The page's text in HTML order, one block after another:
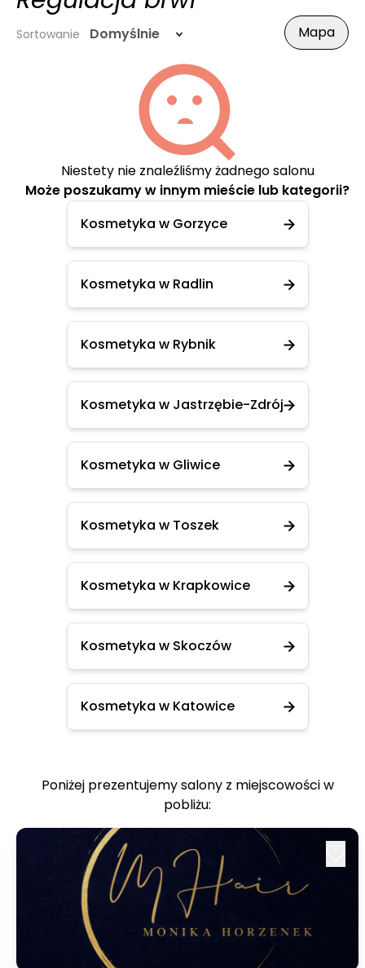
Sortowanie Domyślnie Mapa
Niestety nie znaleźliśmy żadnego salonu
Może poszukamy w innym mieście lub kategorii?
Kosmetyka w Gorzyce
Kosmetyka w Radlin
Kosmetyka w Rybnik
Kosmetyka w Jastrzębie-Zdrój
Kosmetyka w Gliwice
Kosmetyka w Toszek
Kosmetyka w Krapkowice
Kosmetyka w Skoczów
Kosmetyka w Katowice
Poniżej prezentujemy salony z miejscowości w
pobliżu: